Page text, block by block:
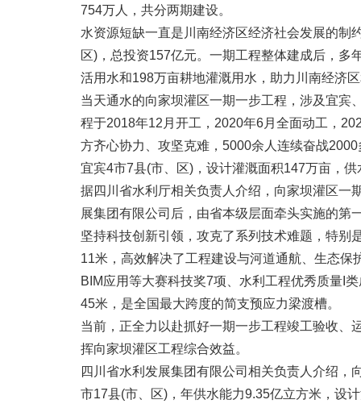
754万人，共分两期建设。
水资源短缺一直是川南经济区经济社会发展的制
区)，总投资157亿元。一期工程整体建成后，
活用水和198万亩耕地灌溉用水，助力川南经济
当天通水的向家坝灌区一期一步工程，涉及宜宾
程于2018年12月开工，2020年6月全面动工，
方齐心协力、攻坚克难，5000余人连续奋战
宜宾4市7县(市、区)，设计灌溉面积147万亩，
据四川省水利厅相关负责人介绍，向家坝灌区一
展集团有限公司后，由省本级层面牵头实施的
坚持科技创新引领，攻克了系列技术难题，特别
11米，高效解决了工程建设与河道通航、生态
BIM应用等大赛科技奖7项、水利工程优秀质量I
45米，是全国最大跨度的简支预应力梁渡槽。
当前，正全力以赴抓好一期一步工程竣工验收、
挥向家坝灌区工程综合效益。
四川省水利发展集团有限公司相关负责人介绍
市17县(市、区)，年供水能力9.35亿立方米，设